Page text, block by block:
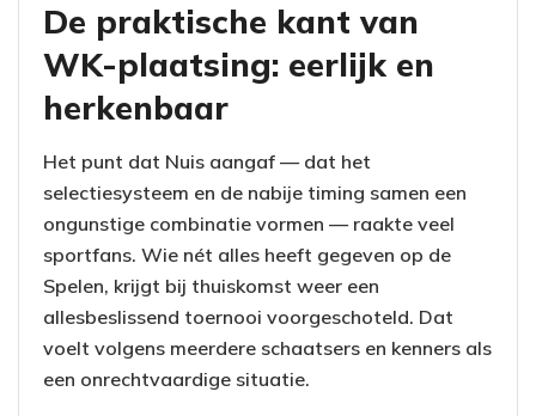
De praktische kant van
WK-plaatsing: eerlijk en
herkenbaar
Het punt dat Nuis aangaf — dat het
selectiesysteem en de nabije timing samen een
ongunstige combinatie vormen — raakte veel
sportfans. Wie nét alles heeft gegeven op de
Spelen, krijgt bij thuiskomst weer een
allesbeslissend toernooi voorgeschoteld. Dat
voelt volgens meerdere schaatsers en kenners als
een onrechtvaardige situatie.